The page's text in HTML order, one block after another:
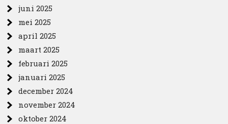
juni 2025
mei 2025
april 2025
maart 2025
februari 2025
januari 2025
december 2024
november 2024
oktober 2024